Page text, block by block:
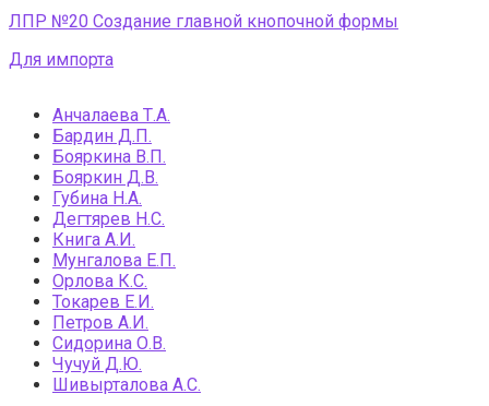
ЛПР №20 Создание главной кнопочной формы
Для импорта
Анчалаева Т.А.
Бардин Д.П.
Бояркина В.П.
Бояркин Д.В.
Губина Н.А.
Дегтярев Н.С.
Книга А.И.
Мунгалова Е.П.
Орлова К.С.
Токарев Е.И.
Петров А.И.
Сидорина О.В.
Чучуй Д.Ю.
Шивырталова А.С.